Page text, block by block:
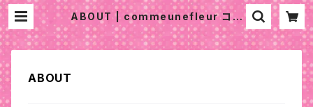
ABOUT | commeunefleur コム
ユンヌフルール パリ 大人可愛い服 パ
ーソナルカラー 骨格診断 パリスタイ
ル
ABOUT